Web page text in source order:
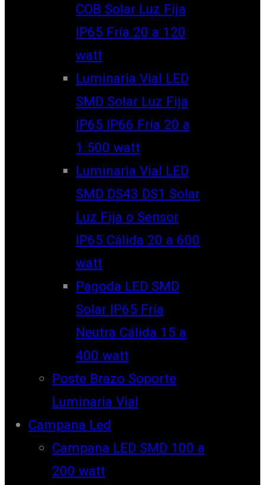
COB Solar Luz Fija
IP65 Fría 20 a 120
watt
Luminaria Vial LED
SMD Solar Luz Fija
IP65 IP66 Fría 20 a
1.500 watt
Luminaria Vial LED
SMD DS43 DS1 Solar
Luz Fija o Sensor
IP65 Cálida 20 a 600
watt
Pagoda LED SMD
Solar IP65 Fría
Neutra Cálida 15 a
400 watt
Poste Brazo Soporte
Luminaria Vial
Campana Led
Campana LED SMD 100 a
200 watt